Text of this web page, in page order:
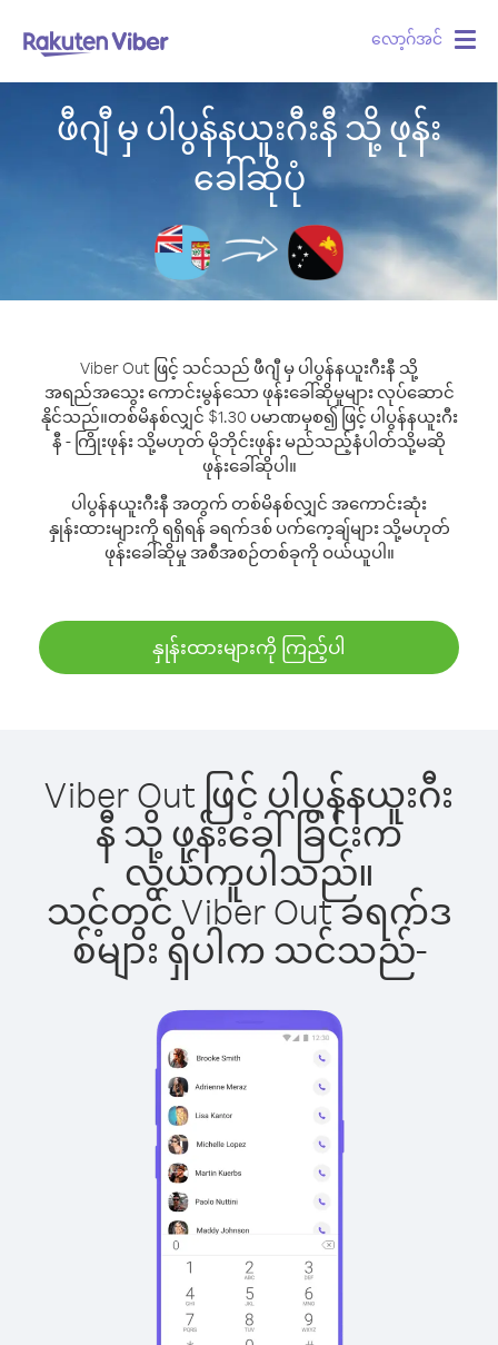
လော့ဂ်အင်
ဖီဂျီ မှ ပါပွန်နယူးဂီးနီ သို့ ဖုန်း
ခေါ်ဆိုပုံ
Viber Out ဖြင့် သင်သည် ဖီဂျီ မှ ပါပွန်နယူးဂီးနီ သို့
အရည်အသွေး ကောင်းမွန်သော ဖုန်းခေါ်ဆိုမှုများ လုပ်ဆောင်
နိုင်သည်။တစ်မိနစ်လျှင် $1.30 ပမာဏမှစ၍ ဖြင့် ပါပွန်နယူးဂီး
နီ - ကြိုးဖုန်း သို့မဟုတ် မိုဘိုင်းဖုန်း မည်သည့်နံပါတ်သို့မဆို
ဖုန်းခေါ်ဆိုပါ။
ပါပွန်နယူးဂီးနီ အတွက် တစ်မိနစ်လျှင် အကောင်းဆုံး
နှုန်းထားများကို ရရှိရန် ခရက်ဒစ် ပက်ကေ့ချ်များ သို့မဟုတ်
ဖုန်းခေါ်ဆိုမှု အစီအစဉ်တစ်ခုကို ဝယ်ယူပါ။
နှုန်းထားများကို ကြည့်ပါ
Viber Out ဖြင့် ပါပွန်နယူးဂီး
နီ သို့ ဖုန်းခေါ်ခြင်းက
လွယ်ကူပါသည်။
သင့်တွင် Viber Out ခရက်ဒ
စ်များ ရှိပါက သင်သည်-